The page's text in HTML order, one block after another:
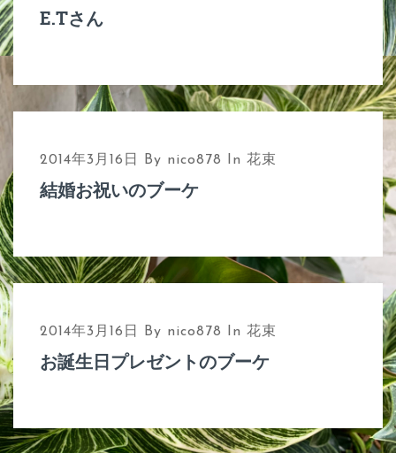
E.Tさん
2014年3月16日 By nico878 In 花束
結婚お祝いのブーケ
2014年3月16日 By nico878 In 花束
お誕生日プレゼントのブーケ